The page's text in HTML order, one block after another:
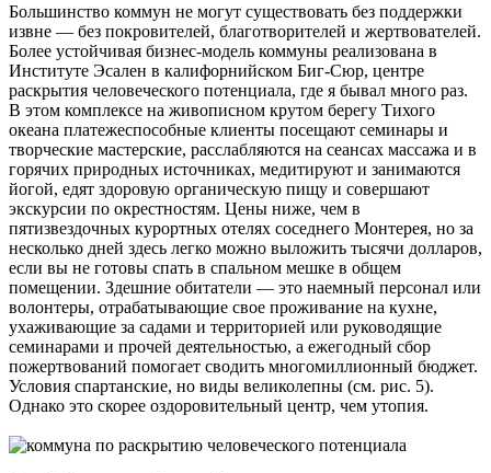
Большинство коммун не могут существовать без поддержки
извне — без покровителей, благотворителей и жертвователей.
Более устойчивая бизнес-модель коммуны реализована в
Институте Эсален в калифорнийском Биг-Сюр, центре
раскрытия человеческого потенциала, где я бывал много раз.
В этом комплексе на живописном крутом берегу Тихого
океана платежеспособные клиенты посещают семинары и
творческие мастерские, расслабляются на сеансах массажа и в
горячих природных источниках, медитируют и занимаются
йогой, едят здоровую органическую пищу и совершают
экскурсии по окрестностям. Цены ниже, чем в
пятизвездочных курортных отелях соседнего Монтерея, но за
несколько дней здесь легко можно выложить тысячи долларов,
если вы не готовы спать в спальном мешке в общем
помещении. Здешние обитатели — это наемный персонал или
волонтеры, отрабатывающие свое проживание на кухне,
ухаживающие за садами и территорией или руководящие
семинарами и прочей деятельностью, а ежегодный сбор
пожертвований помогает сводить многомиллионный бюджет.
Условия спартанские, но виды великолепны (см. рис. 5).
Однако это скорее оздоровительный центр, чем утопия.